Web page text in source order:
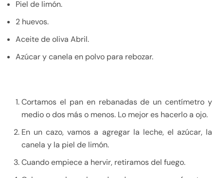
Piel de limón.
2 huevos.
Aceite de oliva Abril.
Azúcar y canela en polvo para rebozar.
Cortamos el pan en rebanadas de un centímetro y
medio o dos más o menos. Lo mejor es hacerlo a ojo.
En un cazo, vamos a agregar la leche, el azúcar, la
canela y la piel de limón.
Cuando empiece a hervir, retiramos del fuego.